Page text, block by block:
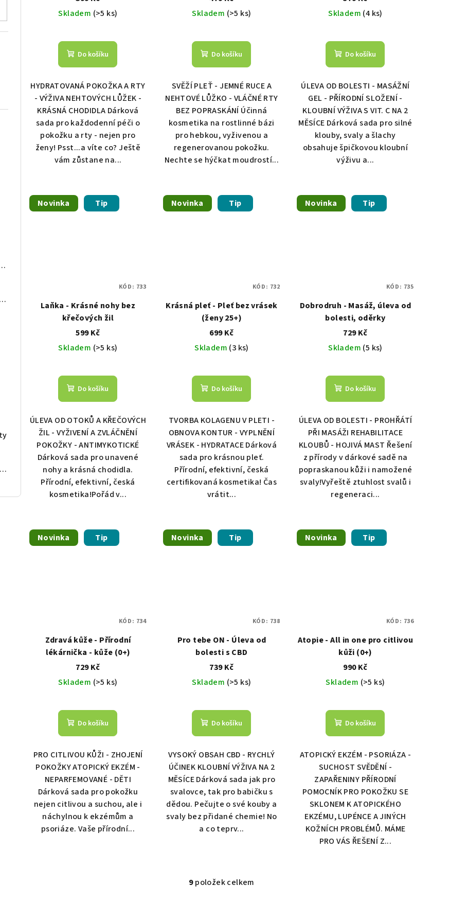
MARY & JUANA (80g)
HOŘKÁ ČOKOLÁDA MARY & JUANA (80g)
Euphoria plechový úložný Box - různé motivy
ů
Skladem (>5 ks)
Do košíku
HYDRATOVANÁ POKOŽKA A RTY
- VÝŽIVA NEHTOVÝCH LŮŽEK -
KRÁSNÁ CHODIDLA Dárková
sada pro každodenní péči o
pokožku a rty - nejen pro
ženy! Psst...a víte co? Ještě
vám zůstane na...
Skladem (>5 ks)
Do košíku
SVĚŽÍ PLEŤ - JEMNÉ RUCE A
NEHTOVÉ LŮŽKO - VLÁČNÉ RTY
BEZ POPRASKÁNÍ Účinná
kosmetika na rostlinné bázi
pro hebkou, vyživenou a
regenerovanou pokožku.
Nechte se hýčkat moudrostí...
Skladem (4 ks)
Do košíku
ÚLEVA OD BOLESTI - MASÁŽNÍ
GEL - PŘÍRODNÍ SLOŽENÍ -
KLOUBNÍ VÝŽIVA S VIT. C NA 2
MĚSÍCE Dárková sada pro silné
klouby, svaly a šlachy
obsahuje špičkovou kloubní
výživu a...
Novinka Tip
Laňka - Krásné nohy bez
křečových žil
599 Kč
Skladem (>5 ks)
Do košíku
ÚLEVA OD OTOKŮ A KŘEČOVÝCH
ŽIL - VYŽIVENÍ A ZVLÁČNĚNÍ
POKOŽKY - ANTIMYKOTICKÉ
Dárková sada pro unavené
nohy a krásná chodidla.
Přírodní, efektivní, česká
kosmetika!Pořád v...
KÓD: 733
Novinka Tip
Krásná pleť - Pleť bez vrásek
(ženy 25+)
699 Kč
Skladem (3 ks)
Do košíku
TVORBA KOLAGENU V PLETI -
OBNOVA KONTUR - VYPLNĚNÍ
VRÁSEK - HYDRATACE Dárková
sada pro krásnou pleť.
Přírodní, efektivní, česká
certifikovaná kosmetika! Čas
vrátit...
KÓD: 732
Novinka Tip
Dobrodruh - Masáž, úleva od
bolesti, oděrky
729 Kč
Skladem (5 ks)
Do košíku
ÚLEVA OD BOLESTI - PROHŘÁTÍ
PŘI MASÁŽI REHABILITACE
KLOUBŮ - HOJIVÁ MAST Řešení
z přírody v dárkové sadě na
popraskanou kůži i namožené
svaly!Vyřeště ztuhlost svalů i
regeneraci...
KÓD: 735
Novinka Tip
Zdravá kůže - Přírodní
lékárnička - kůže (0+)
729 Kč
Skladem (>5 ks)
Do košíku
PRO CITLIVOU KŮŽI - ZHOJENÍ
POKOŽKY ATOPICKÝ EKZÉM -
NEPARFEMOVANÉ - DĚTI
Dárková sada pro pokožku
nejen citlivou a suchou, ale i
náchylnou k ekzémům a
psoriáze. Vaše přírodní...
KÓD: 734
Novinka Tip
Pro tebe ON - Úleva od
bolesti s CBD
739 Kč
Skladem (>5 ks)
Do košíku
VYSOKÝ OBSAH CBD - RYCHLÝ
ÚČINEK KLOUBNÍ VÝŽIVA NA 2
MĚSÍCE Dárková sada jak pro
svalovce, tak pro babičku s
dědou. Pečujte o své kouby a
svaly bez přidané chemie! No
a co teprv...
KÓD: 738
Novinka Tip
Atopie - All in one pro citlivou
kůži (0+)
990 Kč
Skladem (>5 ks)
Do košíku
ATOPICKÝ EKZÉM - PSORIÁZA -
SUCHOST SVĚDĚNÍ -
ZAPAŘENINY PŘÍRODNÍ
POMOCNÍK PRO POKOŽKU SE
SKLONEM K ATOPICKÉHO
EKZÉMU, LUPÉNCE A JINÝCH
KOŽNÍCH PROBLÉMŮ. MÁME
PRO VÁS ŘEŠENÍ Z...
KÓD: 736
O
9položek celkem